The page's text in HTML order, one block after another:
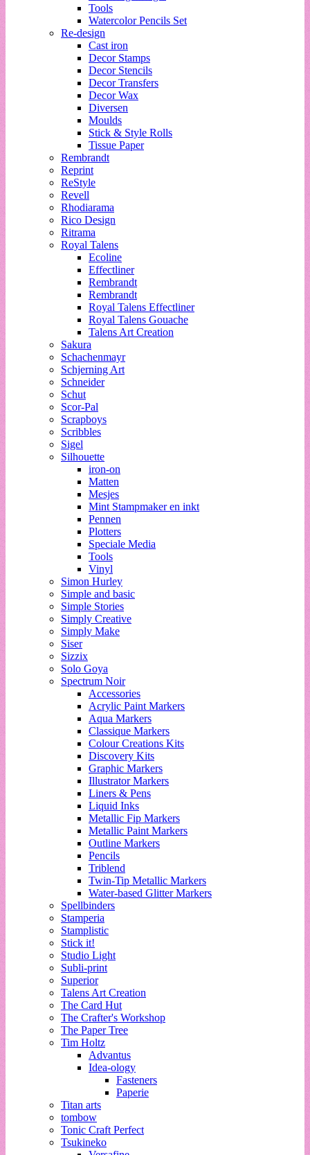
Tools
Watercolor Pencils Set
Re-design
Cast iron
Decor Stamps
Decor Stencils
Decor Transfers
Decor Wax
Diversen
Moulds
Stick & Style Rolls
Tissue Paper
Rembrandt
Reprint
ReStyle
Revell
Rhodiarama
Rico Design
Ritrama
Royal Talens
Ecoline
Effectliner
Rembrandt
Rembrandt
Royal Talens Effectliner
Royal Talens Gouache
Talens Art Creation
Sakura
Schachenmayr
Schjerning Art
Schneider
Schut
Scor-Pal
Scrapboys
Scribbles
Sigel
Silhouette
iron-on
Matten
Mesjes
Mint Stampmaker en inkt
Pennen
Plotters
Speciale Media
Tools
Vinyl
Simon Hurley
Simple and basic
Simple Stories
Simply Creative
Simply Make
Siser
Sizzix
Solo Goya
Spectrum Noir
Accessories
Acrylic Paint Markers
Aqua Markers
Classique Markers
Colour Creations Kits
Discovery Kits
Graphic Markers
Illustrator Markers
Liners & Pens
Liquid Inks
Metallic Fip Markers
Metallic Paint Markers
Outline Markers
Pencils
Triblend
Twin-Tip Metallic Markers
Water-based Glitter Markers
Spellbinders
Stamperia
Stamplistic
Stick it!
Studio Light
Subli-print
Superior
Talens Art Creation
The Card Hut
The Crafter's Workshop
The Paper Tree
Tim Holtz
Advantus
Idea-ology
Fasteners
Paperie
Titan arts
tombow
Tonic Craft Perfect
Tsukineko